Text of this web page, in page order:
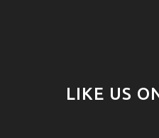
LIKE US